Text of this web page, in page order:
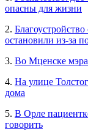
опасны для жизни
2.
остановили из-за
3. Во Мценске мэра
4. На улице
дома
5. В Орле
говорить